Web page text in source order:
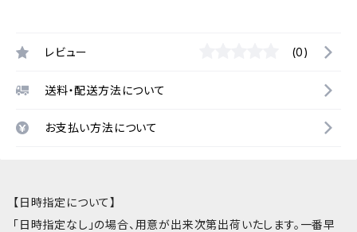
レビュー (0)
送料・配送方法について
お支払い方法について
【日時指定について】
「日時指定なし」の場合、用意が出来次第出荷いたします。一番早